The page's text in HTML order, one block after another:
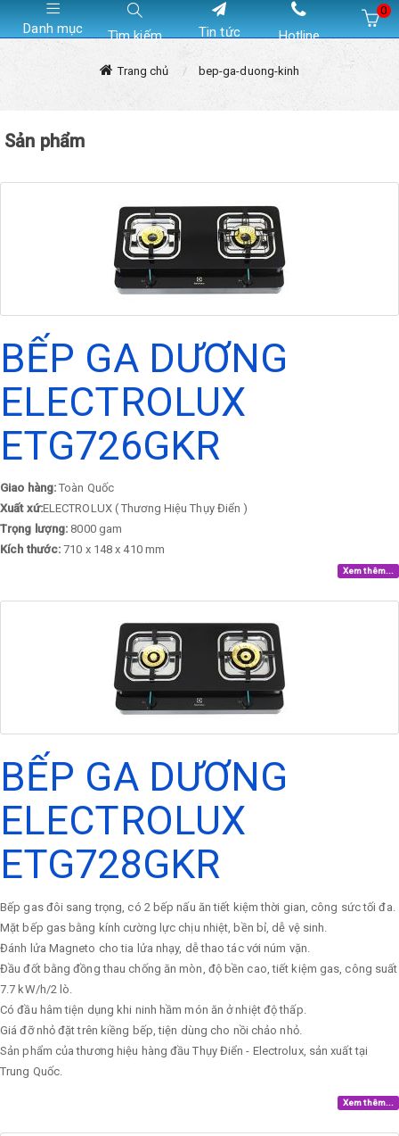
Danh mục Tìm kiếm Tin tức Hotline
0
Trang chủ bep-ga-duong-kinh
Sản phẩm
BẾP GA DƯƠNG
ELECTROLUX
ETG726GKR
Giao hàng: Toàn Quốc
Xuất xứ:ELECTROLUX ( Thương Hiệu Thụy Điển )
Trọng lượng: 8000 gam
Kích thước: 710 x 148 x 410 mm
Xem thêm...
BẾP GA DƯƠNG
ELECTROLUX
ETG728GKR
Bếp gas đôi sang trọng, có 2 bếp nấu ăn tiết kiệm thời gian, công sức tối đa.
Mặt bếp gas bằng kính cường lực chịu nhiệt, bền bỉ, dễ vệ sinh.
Đánh lửa Magneto cho tia lửa nhạy, dễ thao tác với núm vặn.
Đầu đốt bằng đồng thau chống ăn mòn, độ bền cao, tiết kiệm gas, công suất
7.7 kW/h/2 lò.
Có đầu hâm tiện dụng khi ninh hầm món ăn ở nhiệt độ thấp.
Giá đỡ nhỏ đặt trên kiềng bếp, tiện dùng cho nồi chảo nhỏ.
Sản phẩm của thương hiệu hàng đầu Thụy Điển - Electrolux, sản xuất tại
Trung Quốc.
Xem thêm...